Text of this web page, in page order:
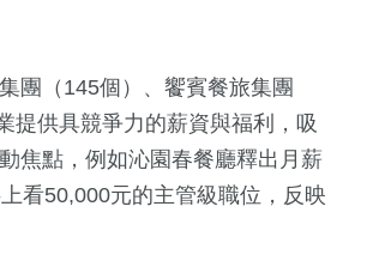
團（145個）、饗賓餐旅集團
提供具競爭力的薪資與福利，吸
焦點，例如沁園春餐廳釋出月薪
看50,000元的主管級職位，反映
兩岸道教文化交
流專區
210+
藝文 2024立委選戰
958+ 588+ 11